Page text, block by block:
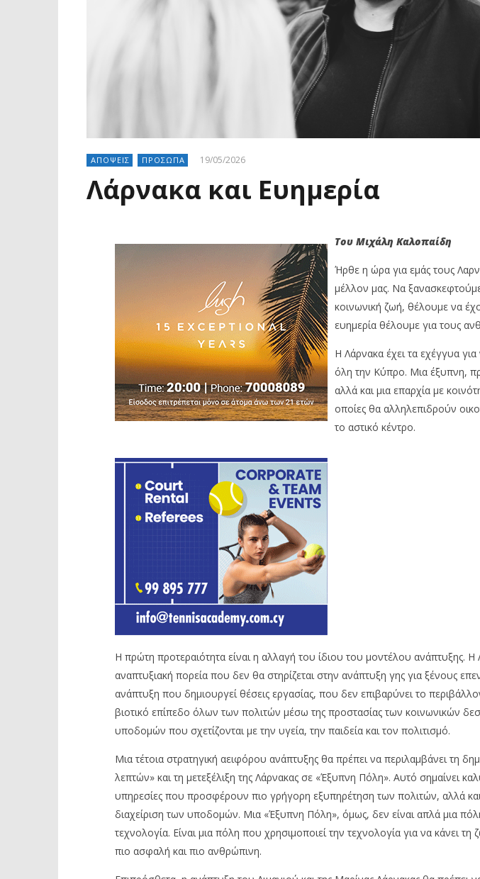
ΑΠΟΨΕΙΣ ΠΡΟΣΩΠΑ 19/05/2026
Λάρνακα και Ευημερία
Του Μιχάλη Καλοπαίδη
Ήρθε η ώρα για εμάς τους
μέλλον μας. Να
κοινωνική ζωή, θέλουμε να
ευημερία θέλουμε για τους
Η Λάρνακα έχει τα εχέγγυα
όλη την Κύπρο. Μια έξυπνη,
αλλά και μια επαρχία με
οποίες θα αλληλεπιδρούν
το αστικό κέντρο.
Η πρώτη προτεραιότητα είναι η αλλαγή του ίδιου του μοντέλου ανάπτυξης. Η
αναπτυξιακή πορεία που δεν θα στηρίζεται στην ανάπτυξη γης για ξένους
ανάπτυξη που δημιουργεί θέσεις εργασίας, που δεν επιβαρύνει το
βιοτικό επίπεδο όλων των πολιτών μέσω της προστασίας των κοινωνικών
υποδομών που σχετίζονται με την υγεία, την παιδεία και τον πολιτισμό.
Μια τέτοια στρατηγική αειφόρου ανάπτυξης θα πρέπει να περιλαμβάνει τη
λεπτών» και τη μετεξέλιξη της Λάρνακας σε «Έξυπνη Πόλη». Αυτό σημαίνει
υπηρεσίες που προσφέρουν πιο γρήγορη εξυπηρέτηση των πολιτών, αλλά
διαχείριση των υποδομών. Μια «Έξυπνη Πόλη», όμως, δεν είναι απλά μια
τεχνολογία. Είναι μια πόλη που χρησιμοποιεί την τεχνολογία για να κάνει
πιο ασφαλή και πιο ανθρώπινη.